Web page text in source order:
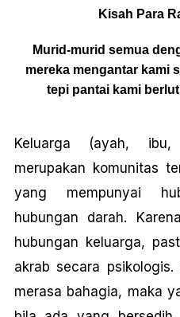
Kisah Para
Murid-murid semua
mereka mengantar kami
tepi pantai kami
Keluarga (ayah, ibu,
merupakan komunitas
yang mempunyai
hubungan darah.
hubungan keluarga,
akrab secara
merasa bahagia, maka